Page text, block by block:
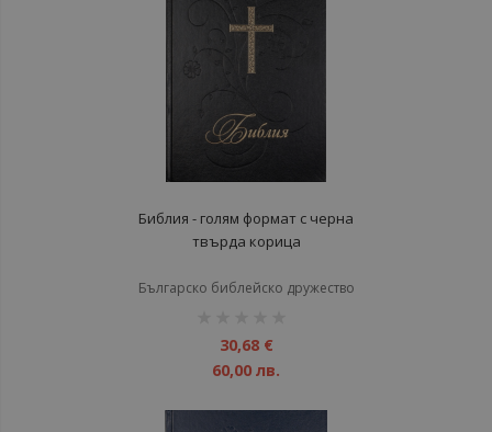
Библия - голям формат с черна
твърда корица
Българско библейско дружество
30,68 €
60,00 лв.